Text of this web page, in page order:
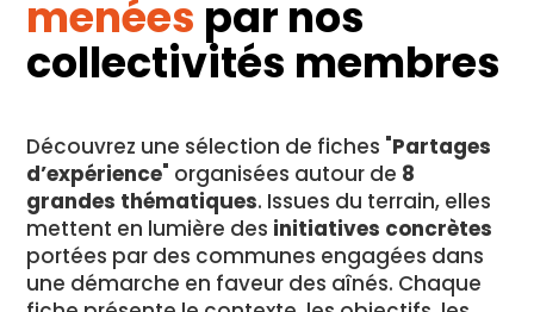
menées par nos
collectivités membres
Découvrez une sélection de fiches "Partages
d’expérience" organisées autour de 8
grandes thématiques. Issues du terrain, elles
mettent en lumière des initiatives concrètes
portées par des communes engagées dans
une démarche en faveur des aînés. Chaque